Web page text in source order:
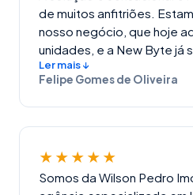
de muitos anfitriões.
nosso negócio, que hoje
unidades, e a New Byte já
essencial da nossa
sucesso a toda a equipe
no comando e Laura
o processo. Desde o
senti um grande alívio ao
Ler mais ↓
Felipe Gomes de Oliveira
★★★★★
Somos da Wilson Pedro